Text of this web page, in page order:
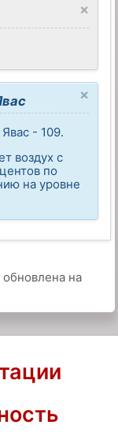
×
×
- 109.
воздух с
по
на уровне
на